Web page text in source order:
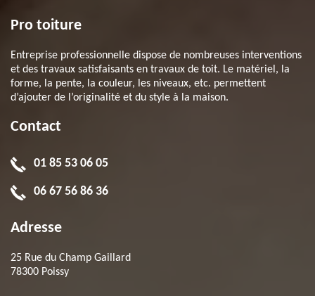
Pro toiture
Entreprise professionnelle dispose de nombreuses interventions
et des travaux satisfaisants en travaux de toit. Le matériel, la
forme, la pente, la couleur, les niveaux, etc. permettent
d’ajouter de l’originalité et du style à la maison.
Contact
01 85 53 06 05
06 67 56 86 36
Adresse
25 Rue du Champ Gaillard
78300 Poissy